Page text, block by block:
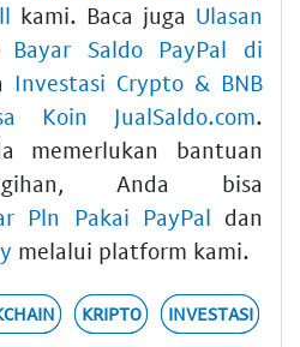
kami. Baca juga Ulasan
Bayar Saldo PayPal di
Investasi Crypto & BNB
Koin JualSaldo.com.
memerlukan bantuan
Anda bisa
Pln Pakai PayPal dan
melalui platform kami.
KRIPTO INVESTASI